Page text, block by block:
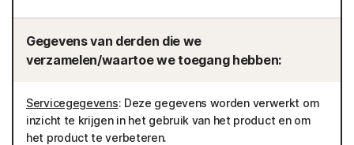
Gegevens van derden die we
verzamelen/waartoe we toegang hebben:
Servicegegevens: Deze gegevens worden verwerkt om
inzicht te krijgen in het gebruik van het product en om
het product te verbeteren.